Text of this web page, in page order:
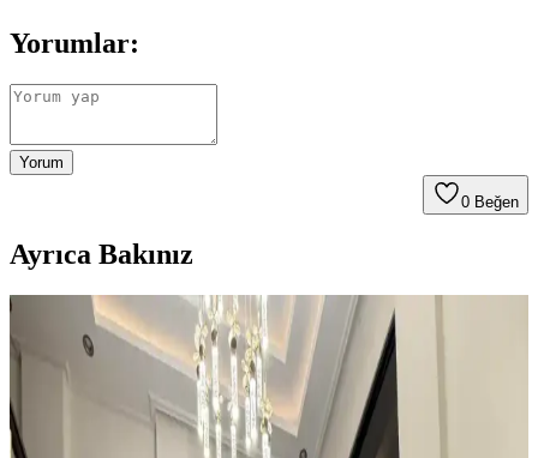
Yorumlar:
Yorum
0 Beğen
Ayrıca Bakınız
Kahvaltı Köşeleri İçin Sandalye Seçenekleri ve
Dekorasyon İpuçları
Kahvaltı köşelerinde ahşap ve sentetik deri sandalyeler, dayanıklılık
ve temizlik kolaylığı sunar. Minder ve özel tasarım halılarla konfor
ve estetik dengelenir, mekanın atmosferi güçlenir.